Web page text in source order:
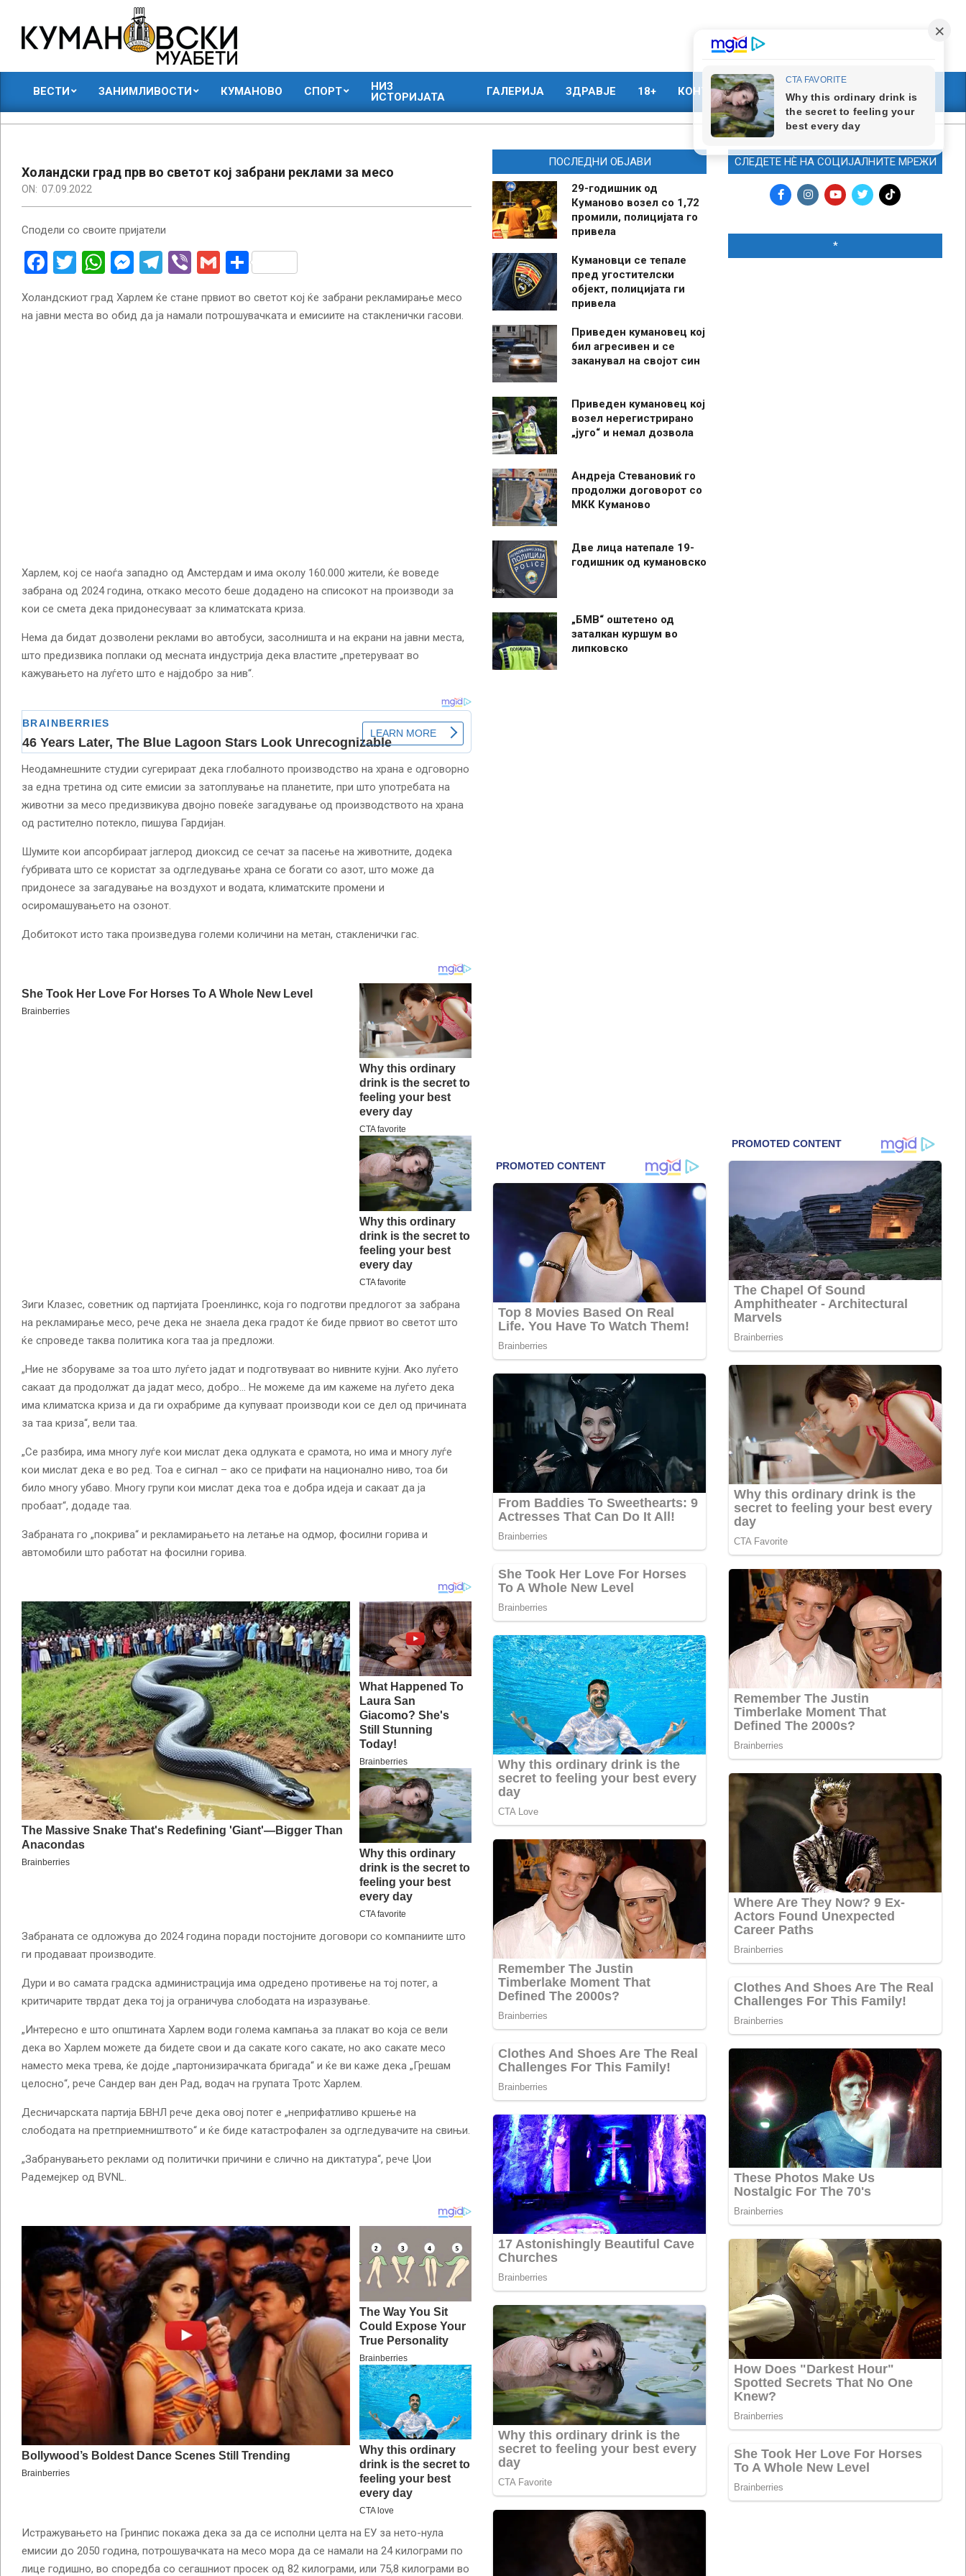
content
КУМАНОВСКИ
МУАБЕТИ
ВЕСТИ ЗАНИМЛИВОСТИ КУМАНОВО СПОРТ
НИЗ
ИСТОРИЈАТА
ГАЛЕРИЈА ЗДРАВЈЕ 18+ КОНТАКТ МАРКЕТИНГ
Холандски град прв во светот кој забрани реклами за месо
ON: 07.09.2022
Сподели со своите пријатели
Facebook
Twitter
WhatsApp
Messenger
Telegram
ViberGmailShare
Холандскиот град Харлем ќе стане првиот во светот кој ќе забрани рекламирање месо
на јавни места во обид да ја намали потрошувачката и емисиите на стакленички гасови.
Харлем, кој се наоѓа западно од Амстердам и има околу 160.000 жители, ќе воведе
забрана од 2024 година, откако месото беше додадено на списокот на производи за
кои се смета дека придонесуваат за климатската криза.
Нема да бидат дозволени реклами во автобуси, засолништа и на екрани на јавни места,
што предизвика поплаки од месната индустрија дека властите „претеруваат во
кажувањето на луѓето што е најдобро за нив“.
Неодамнешните студии сугерираат дека глобалното производство на храна е одговорно
за една третина од сите емисии за затоплување на планетите, при што употребата на
животни за месо предизвикува двојно повеќе загадување од производството на храна
од растително потекло, пишува Гардијан.
Шумите кои апсорбираат јаглерод диоксид се сечат за пасење на животните, додека
ѓубривата што се користат за одгледување храна се богати со азот, што може да
придонесе за загадување на воздухот и водата, климатските промени и
осиромашувањето на озонот.
Добитокот исто така произведува големи количини на метан, стакленички гас.
Зиги Клазес, советник од партијата Гроенлинкс, која го подготви предлогот за забрана
на рекламирање месо, рече дека не знаела дека градот ќе биде првиот во светот што
ќе спроведе таква политика кога таа ја предложи.
„Ние не зборуваме за тоа што луѓето јадат и подготвуваат во нивните кујни. Ако луѓето
сакаат да продолжат да јадат месо, добро… Не можеме да им кажеме на луѓето дека
има климатска криза и да ги охрабриме да купуваат производи кои се дел од причината
за таа криза“, вели таа.
„Се разбира, има многу луѓе кои мислат дека одлуката е срамота, но има и многу луѓе
кои мислат дека е во ред. Тоа е сигнал – ако се прифати на национално ниво, тоа би
било многу убаво. Многу групи кои мислат дека тоа е добра идеја и сакаат да ја
пробаат“, додаде таа.
Забраната го „покрива“ и рекламирањето на летање на одмор, фосилни горива и
автомобили што работат на фосилни горива.
Забраната се одложува до 2024 година поради постојните договори со компаниите што
ги продаваат производите.
Дури и во самата градска администрација има одредено противење на тој потег, а
критичарите тврдат дека тој ја ограничува слободата на изразување.
„Интересно е што општината Харлем води голема кампања за плакат во која се вели
дека во Харлем можете да бидете свои и да сакате кого сакате, но ако сакате месо
наместо мека трева, ќе дојде „партонизирачката бригада“ и ќе ви каже дека „Грешам
целосно“, рече Сандер ван ден Рад, водач на групата Тротс Харлем.
Десничарската партија БВНЛ рече дека овој потег е „неприфатливо кршење на
слободата на претприемништвото“ и ќе биде катастрофален за одгледувачите на свињи.
„Забранувањето реклами од политички причини е слично на диктатура“, рече Џои
Радемејкер од BVNL.
Истражувањето на Гринпис покажа дека за да се исполни целта на ЕУ за нето-нула
емисии до 2050 година, потрошувачката на месо мора да се намали на 24 килограми по
лице годишно, во споредба со сегашниот просек од 82 килограми, или 75,8 килограми во
ПОСЛЕДНИ ОБЈАВИ
29-годишник од
Куманово возел со 1,72
промили, полицијата го
привела
Кумановци се тепале
пред угостителски
објект, полицијата ги
привела
Приведен кумановец кој
бил агресивен и се
заканувал на својот син
Приведен кумановец кој
возел нерегистрирано
„југо“ и немал дозвола
Андреја Стевановиќ го
продолжи договорот со
МКК Куманово
Две лица натепале 19-
годишник од кумановско
„БМВ“ оштетено од
заталкан куршум во
липковско
СЛЕДЕТЕ НЀ НА СОЦИЈАЛНИТЕ МРЕЖИ
*